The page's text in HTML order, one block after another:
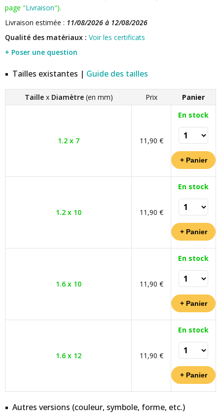
page "Livraison").
Livraison estimée : 11/08/2026 à 12/08/2026
Qualité des matériaux : Voir les certificats
+ Poser une question
Tailles existantes | Guide des tailles
Taille x Diamètre (en mm) Prix Panier
1.2 x 7 11,90 €
En stock
1.2 x 10 11,90 €
En stock
1.6 x 10 11,90 €
En stock
1.6 x 12 11,90 €
En stock
Autres versions (couleur, symbole, forme, etc.)